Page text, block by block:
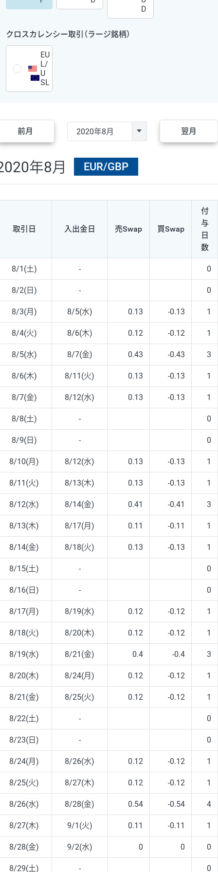
D
クロスカレンシー取引（ラージ銘柄）
EU
L/
U
SL
前月 翌月
年8月 EUR/GBP
取引日 入出金日 売Swap 買Swap
付
与
日
数
8/1(土) - 0
8/2(日) - 0
8/3(月) 8/5(水) 0.13 -0.13 1
8/4(火) 8/6(木) 0.12 -0.12 1
8/5(水) 8/7(金) 0.43 -0.43 3
8/6(木) 8/11(火) 0.13 -0.13 1
8/7(金) 8/12(水) 0.13 -0.13 1
8/8(土) - 0
8/9(日) - 0
8/10(月) 8/12(水) 0.13 -0.13 1
8/11(火) 8/13(木) 0.13 -0.13 1
8/12(水) 8/14(金) 0.41 -0.41 3
8/13(木) 8/17(月) 0.11 -0.11 1
8/14(金) 8/18(火) 0.13 -0.13 1
8/15(土) - 0
8/16(日) - 0
8/17(月) 8/19(水) 0.12 -0.12 1
8/18(火) 8/20(木) 0.12 -0.12 1
8/19(水) 8/21(金) 0.4 -0.4 3
8/20(木) 8/24(月) 0.12 -0.12 1
8/21(金) 8/25(火) 0.12 -0.12 1
8/22(土) - 0
8/23(日) - 0
8/24(月) 8/26(水) 0.12 -0.12 1
8/25(火) 8/27(木) 0.12 -0.12 1
8/26(水) 8/28(金) 0.54 -0.54 4
8/27(木) 9/1(火) 0.11 -0.11 1
8/28(金) 9/2(水) 0 0 0
8/29(土) - 0